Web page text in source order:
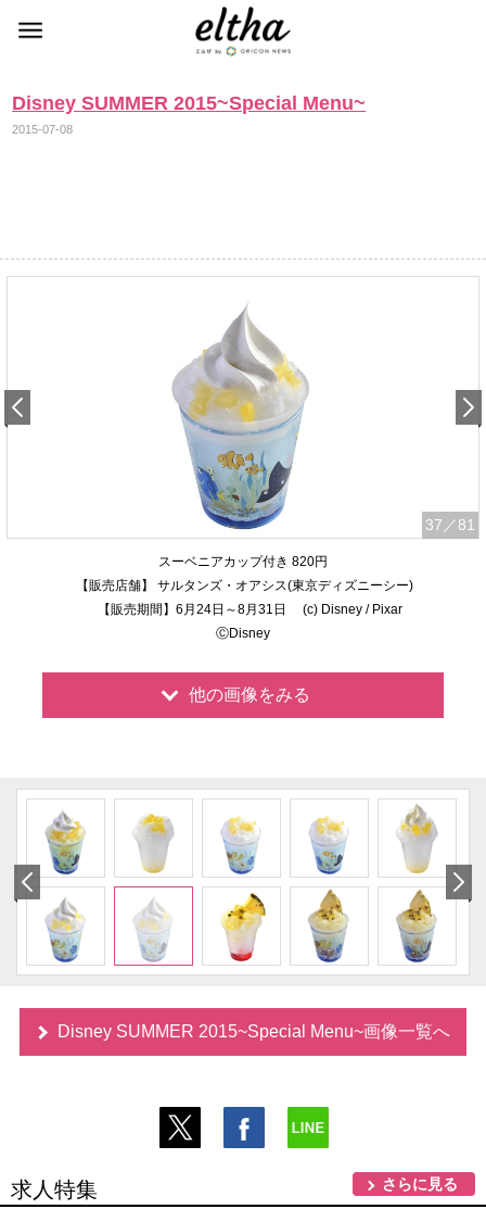
Disney SUMMER 2015~Special Menu~
2015-07-08
37 ／81
スーベニアカップ付き 820円
【販売店舗】 サルタンズ・オアシス(東京ディズニーシー)
【販売期間】6月24日～8月31日 (c) Disney / Pixar
ⒸDisney
他の画像をみる
Disney SUMMER 2015~Special Menu~画像一覧へ
求人特集 さらに見る